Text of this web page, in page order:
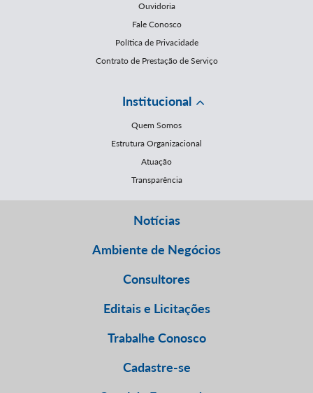
Ouvidoria
Fale Conosco
Política de Privacidade
Contrato de Prestação de Serviço
Institucional
Quem Somos
Estrutura Organizacional
Atuação
Transparência
Notícias
Ambiente de Negócios
Consultores
Editais e Licitações
Trabalhe Conosco
Cadastre-se